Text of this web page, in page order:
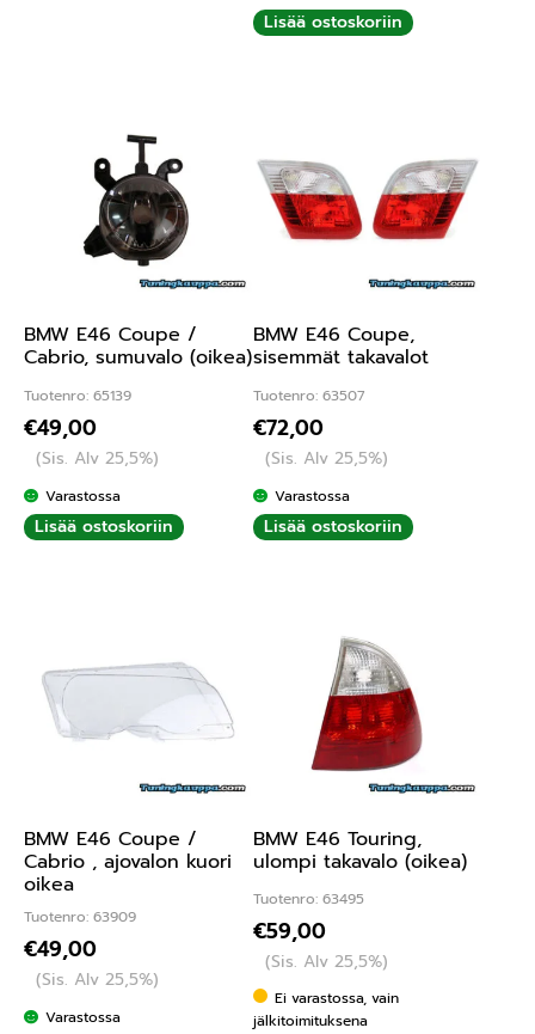
Lisää ostoskoriin
BMW E46 Coupe /
Cabrio, sumuvalo (oikea)
Tuotenro: 65139
€49,00
(Sis. Alv 25,5%)
Varastossa
Lisää ostoskoriin
BMW E46 Coupe,
sisemmät takavalot
Tuotenro: 63507
€72,00
(Sis. Alv 25,5%)
Varastossa
Lisää ostoskoriin
BMW E46 Coupe /
Cabrio , ajovalon kuori
oikea
Tuotenro: 63909
€49,00
(Sis. Alv 25,5%)
Varastossa
BMW E46 Touring,
ulompi takavalo (oikea)
Tuotenro: 63495
€59,00
(Sis. Alv 25,5%)
Ei varastossa, vain
jälkitoimituksena